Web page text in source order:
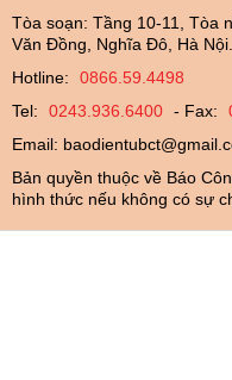
Tòa soạn: Tầng 10-11, Tòa
Văn Đồng, Nghĩa Đô, Hà Nội.
Hotline:
0866.59.4498
Tel:
0243.936.6400 - Fax:
Email:
Bản quyền thuộc về Báo
hình thức nếu không có sự